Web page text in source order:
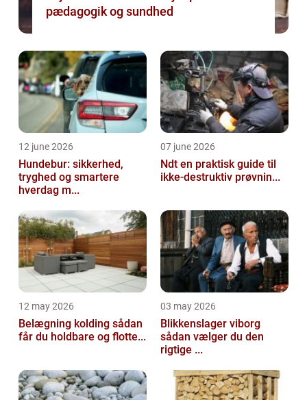
pædagogik og sundhed
12 june 2026
Hundebur: sikkerhed,
tryghed og smartere
hverdag m...
07 june 2026
Ndt en praktisk guide til
ikke-destruktiv prøvnin...
12 may 2026
Belægning kolding sådan
får du holdbare og flotte...
03 may 2026
Blikkenslager viborg
sådan vælger du den
rigtige ...